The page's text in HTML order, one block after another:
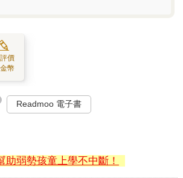
價
幣
Readmoo 電子書
助弱勢孩童上學不中斷！